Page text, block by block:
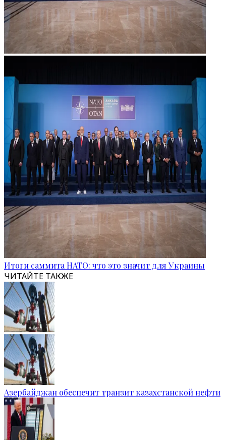
Итоги саммита НАТО: что это значит для Украины
ЧИТАЙТЕ ТАКЖЕ
Азербайджан обеспечит транзит казахстанской нефти